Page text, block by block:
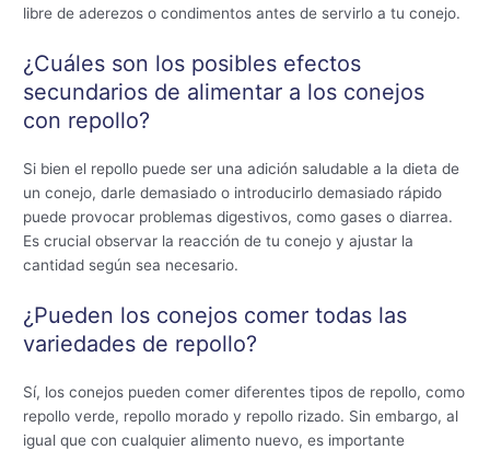
libre de aderezos o condimentos antes de servirlo a tu conejo.
¿Cuáles son los posibles efectos
secundarios de alimentar a los conejos
con repollo?
Si bien el repollo puede ser una adición saludable a la dieta de
un conejo, darle demasiado o introducirlo demasiado rápido
puede provocar problemas digestivos, como gases o diarrea.
Es crucial observar la reacción de tu conejo y ajustar la
cantidad según sea necesario.
¿Pueden los conejos comer todas las
variedades de repollo?
Sí, los conejos pueden comer diferentes tipos de repollo, como
repollo verde, repollo morado y repollo rizado. Sin embargo, al
igual que con cualquier alimento nuevo, es importante